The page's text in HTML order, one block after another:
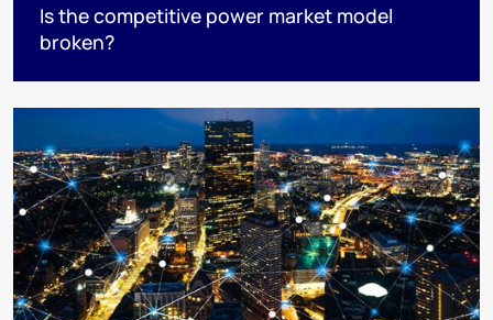
Is the competitive power market model
broken?